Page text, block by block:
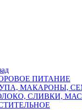
ПИТАНИЕ
МАКАРОНЫ,
СЛИВКИ,